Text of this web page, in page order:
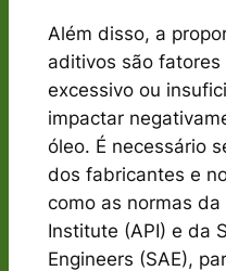
Além disso, a
aditivos são fatores
excessivo ou
impactar
óleo. É necessário
dos fabricantes e
como as normas
Institute (API) e da
Engineers (SAE),